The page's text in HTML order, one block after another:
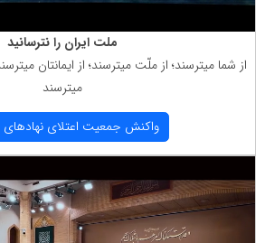
ملت ایران را نترسانید
از شما میترسند؛ از ملّت میترسند؛ از ایمانتان
میترسند
واكنش جمعیت اعتلای